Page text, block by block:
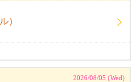
）
2026/08/05 (Wed)